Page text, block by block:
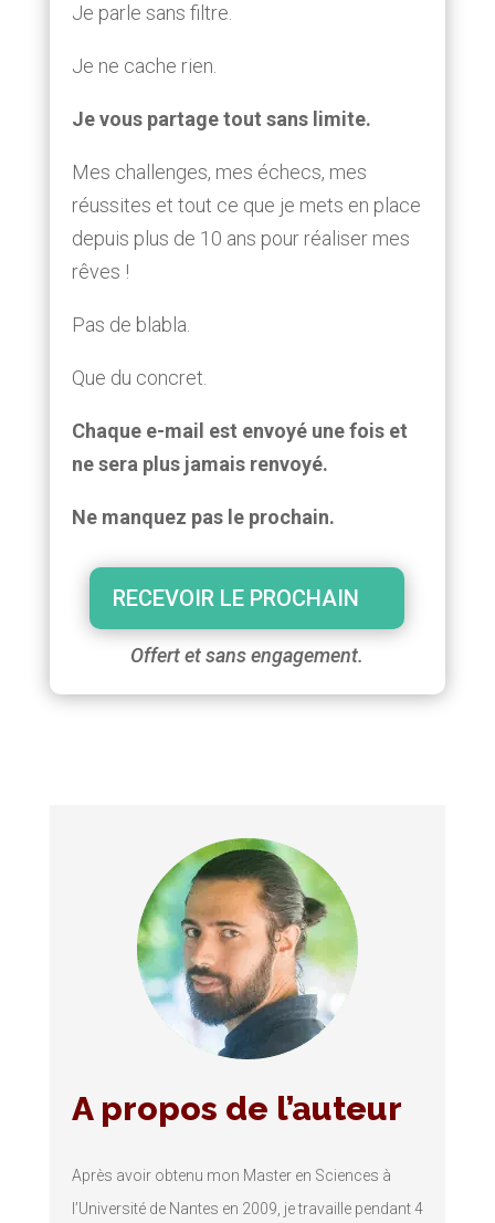
Je parle sans filtre.
Je ne cache rien.
Je vous partage tout sans limite.
Mes challenges, mes échecs, mes
réussites et tout ce que je mets en place
depuis plus de 10 ans pour réaliser mes
rêves !
Pas de blabla.
Que du concret.
Chaque e-mail est envoyé une fois et
ne sera plus jamais renvoyé.
Ne manquez pas le prochain.
RECEVOIR LE PROCHAIN
Offert et sans engagement.
A propos de l’auteur
Après avoir obtenu mon Master en Sciences à
l’Université de Nantes en 2009, je travaille pendant 4